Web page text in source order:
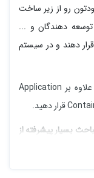
رو از زیر ساخت
توسعه دهندگان و ...
میتوانند اپلیکیشن خود را در داخل Container قرار دهند و در سیستم
خوبی داکر این هست که به شما اجازه میدهد علاوه بر Application
بسیار پیشرفته از